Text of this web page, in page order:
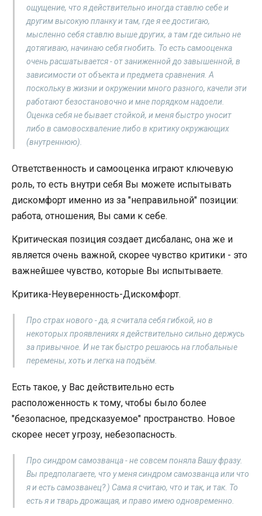
ощущение, что я действительно иногда ставлю себе и
другим высокую планку и там, где я ее достигаю,
мысленно себя ставлю выше других, а там где сильно не
дотягиваю, начинаю себя гнобить. То есть самооценка
очень расшатывается - от заниженной до завышенной, в
зависимости от объекта и предмета сравнения. А
поскольку в жизни и окружении много разного, качели эти
работают безостановочно и мне порядком надоели.
Оценка себя не бывает стойкой, и меня быстро уносит
либо в самовосхваление либо в критику окружающих
(внутреннюю).
Ответственность и самооценка играют ключевую
роль, то есть внутри себя Вы можете испытывать
дискомфорт именно из за "неправильной" позиции:
работа, отношения, Вы сами к себе.
Критическая позиция создает дисбаланс, она же и
является очень важной, скорее чувство критики - это
важнейшее чувство, которые Вы испытываете.
Критика-Неуверенность-Дискомфорт.
Про страх нового - да, я считала себя гибкой, но в
некоторых проявлениях я действительно сильно держусь
за привычное. И не так быстро решаюсь на глобальные
перемены, хоть и легка на подъём.
Есть такое, у Вас действительно есть
расположенность к тому, чтобы было более
"безопасное, предсказуемое" пространство. Новое
скорее несет угрозу, небезопасность.
Про синдром самозванца - не совсем поняла Вашу фразу.
Вы предполагаете, что у меня синдром самозванца или что
я и есть самозванец? ) Сама я считаю, что и так, и так. То
есть я и тварь дрожащая, и право имею одновременно.